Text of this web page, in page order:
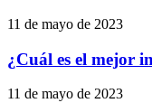
11 de mayo de 2023
¿Cuál es el mejor
11 de mayo de 2023